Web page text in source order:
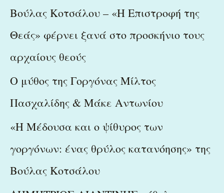
f
o
Βούλας Κοτσάλου – «Η Επιστροφή της
Θεάς» φέρνει ξανά στο προσκήνιο τους
αρχαίους θεούς
Ο μύθος της Γοργόνας Μίλτος
Πασχαλίδης & Μάκε Αντωνίου
«Η Μέδουσα και ο ψίθυρος των
γοργόνων: ένας θρύλος κατανόησης» της
Βούλας Κοτσάλου